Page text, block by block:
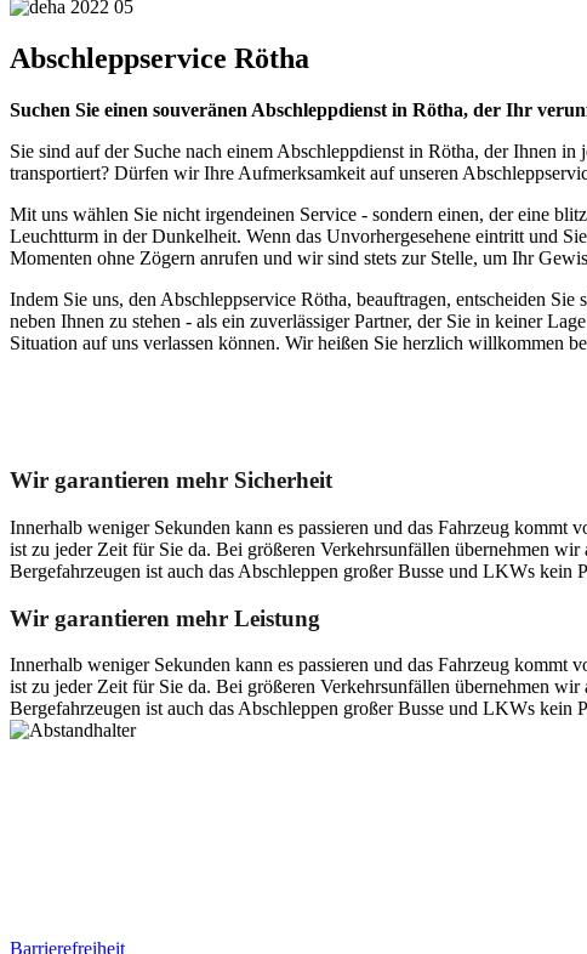
Abschleppservice Rötha
Suchen Sie einen souveränen Abschleppdienst in Rötha, der Ihr
Sie sind auf der Suche nach einem Abschleppdienst in Rötha, der Ihnen
transportiert? Dürfen wir Ihre Aufmerksamkeit auf unseren
Mit uns wählen Sie nicht irgendeinen Service - sondern einen, der eine
Leuchtturm in der Dunkelheit. Wenn das Unvorhergesehene eintritt und
Momenten ohne Zögern anrufen und wir sind stets zur Stelle, um Ihr
Indem Sie uns, den Abschleppservice Rötha, beauftragen, entscheiden
neben Ihnen zu stehen - als ein zuverlässiger Partner, der Sie in keiner
Situation auf uns verlassen können. Wir heißen Sie herzlich willkommen
Wir garantieren mehr Sicherheit
Innerhalb weniger Sekunden kann es passieren und das Fahrzeug kommt
ist zu jeder Zeit für Sie da. Bei größeren Verkehrsunfällen übernehmen
Bergefahrzeugen ist auch das Abschleppen großer Busse und LKWs kein
Wir garantieren mehr Leistung
Innerhalb weniger Sekunden kann es passieren und das Fahrzeug kommt
ist zu jeder Zeit für Sie da. Bei größeren Verkehrsunfällen übernehmen
Bergefahrzeugen ist auch das Abschleppen großer Busse und LKWs kein
Barrierefreiheit